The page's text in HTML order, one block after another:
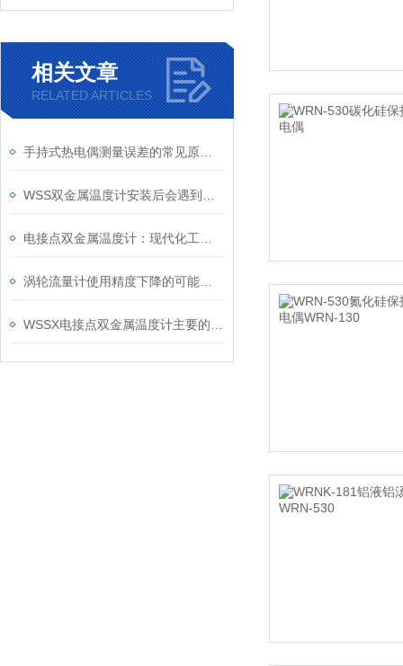
相关文章
RELATED ARTICLES